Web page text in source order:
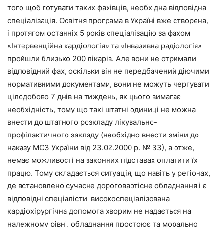
того щоб готувати таких фахівців, необхідна відповідна
спеціалізація. Освітня програма в Україні вже створена,
і протягом останніх 5 років спеціалізацію за фахом
«Інтервенційна кардіо­логія» та «Інвазивна радіологія»
пройшли близько 200 лікарів. Але вони не отримали
відповідний фах, оскільки він не передбачений діючими
нормативними документами, вони не можуть чергувати
цілодобово 7 днів на тиждень, як цього вимагає
необхідність, тому що такі штатні одиниці не можна
внести до штатного розкладу лікувально-
профілактичного закладу (необхідно внести зміни до
наказу МОЗ Украї­ни від 23.02.2000 р. № 33), а отже,
немає можливості на законних підставах оплатити їх
працю. Тому складається ситуація, що навіть у регіонах,
де встановлено сучасне дороговартісне обладнання і є
відповідні спеціалісти, високоспеціалізована
кардіохірургічна допомога хворим не надається на
належному рівні, обладнання простоює та морально